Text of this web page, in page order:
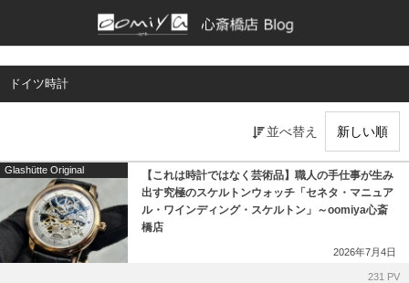
ドイツ時計
並べ替え
Glashütte Original
【これは時計ではなく芸術品】職人の手仕事が生み
出す究極のスケルトンウォッチ「セネタ・マニュア
ル・ワインディング・スケルトン」～oomiya心斎
橋店
2026年7月4日
231 PV
BAUME & MERCIER
Bianchet
CHRONOSWISS
和歌山本店
仙台店
鹿児島店